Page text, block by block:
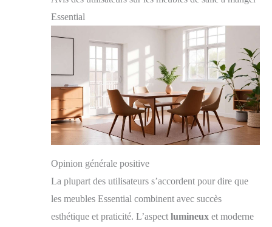
instructions, vous pouvez facilement assembler
Essential
Opinion générale positive
La plupart des utilisateurs s’accordent pour dire que
les meubles Essential combinent avec succès
esthétique et praticité. L’aspect lumineux et moderne